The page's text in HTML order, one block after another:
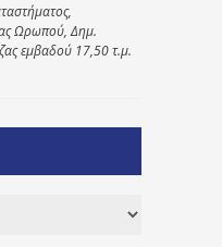
Ωρωπού, Δημ.
εμβαδού 17,50 τ.μ.